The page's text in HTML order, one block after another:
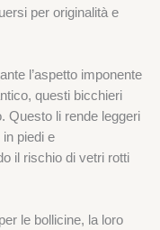
per originalità e
l’aspetto imponente
questi bicchieri
Questo li rende leggeri
piedi e
il rischio di vetri rotti
le bollicine, la loro